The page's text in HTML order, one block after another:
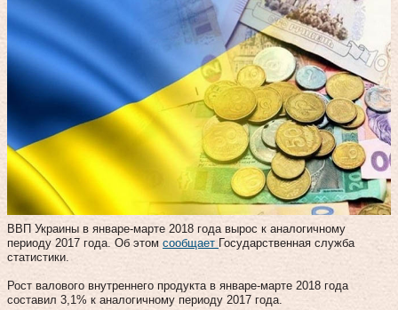
ВВП Украины в январе-марте 2018 года вырос к аналогичному
периоду 2017 года. Об этом сообщает Государственная служба
статистики.
Рост валового внутреннего продукта в январе-марте 2018 года
составил 3,1% к аналогичному периоду 2017 года.